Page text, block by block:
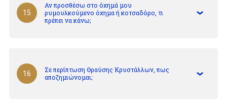
15
Αν προσθέσω στο όχημά μου
ρυμουλκούμενο όχημα ή κοτσαδόρο, τι
πρέπει να κάνω;
16
Σε περίπτωση Θραύσης Κρυστάλλων, πως
αποζημιώνομαι;